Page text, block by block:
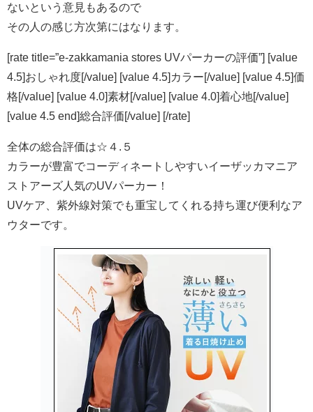
ないという意見もあるので
その人の感じ方次第にはなります。
[rate title=”e-zakkamania stores UVパーカーの評価”] [value
4.5]おしゃれ度[/value] [value 4.5]カラー[/value] [value 4.5]価
格[/value] [value 4.0]素材[/value] [value 4.0]着心地[/value]
[value 4.5 end]総合評価[/value] [/rate]
全体の総合評価は☆４.５
カラーが豊富でコーディネートしやすいイーザッカマニア
ストアーズ人気のUVパーカー！
UVケア、紫外線対策でも重宝してくれる持ち運び便利なア
ウターです。